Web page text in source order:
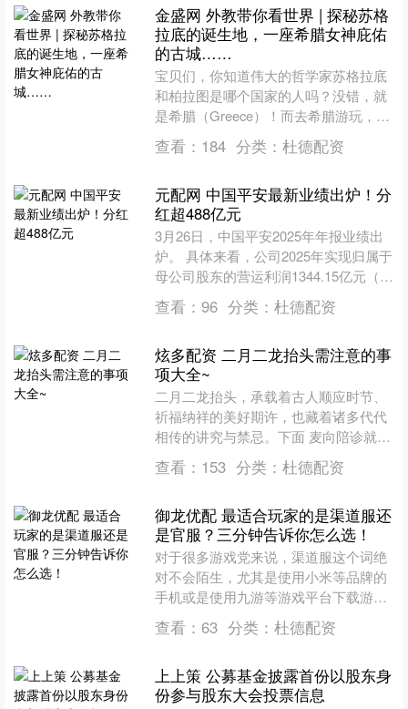
金盛网 外教带你看世界 | 探秘苏格
拉底的诞生地，一座希腊女神庇佑
的古城……
宝贝们，你知道伟大的哲学家苏格拉底
和柏拉图是哪个国家的人吗？没错，就
是希腊（Greece）！而去希腊游玩，绝
对不可错过他们的首都雅典
（Athens）！ 今天，外....
查看： 184 分类： 杜德配资
元配网 中国平安最新业绩出炉！分
红超488亿元
3月26日，中国平安2025年年报业绩出
炉。 具体来看，公司2025年实现归属于
母公司股东的营运利润1344.15亿元（人
民币，下同），同比增长10.3%；归
属....
查看： 96 分类： 杜德配资
炫多配资 二月二龙抬头需注意的事
项大全~
二月二龙抬头，承载着古人顺应时节、
祈福纳祥的美好期许，也藏着诸多代代
相传的讲究与禁忌。下面 麦向陪诊就给
大家详细梳理核心注意事项，帮大家顺
遂度过这个传统节日。 ....
查看： 153 分类： 杜德配资
御龙优配 最适合玩家的是渠道服还
是官服？三分钟告诉你怎么选！
对于很多游戏党来说，渠道服这个词绝
对不会陌生，尤其是使用小米等品牌的
手机或是使用九游等游戏平台下载游戏
的玩家们来说基本都有尝试过一些游戏
的渠道服。虽然游戏内容与....
查看： 63 分类： 杜德配资
上上策 公募基金披露首份以股东身
份参与股东大会投票信息